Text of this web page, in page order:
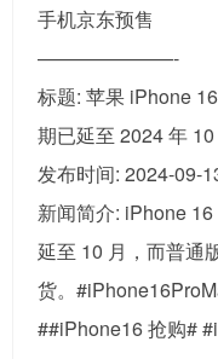
手机京东预售
———————-
标题: 苹果 iPhone
期已延至 2024 年 10
发布时间: 2024-09-
新闻简介: iPhone
延至 10 月，而普通
货。
##iPhone16 抢购#